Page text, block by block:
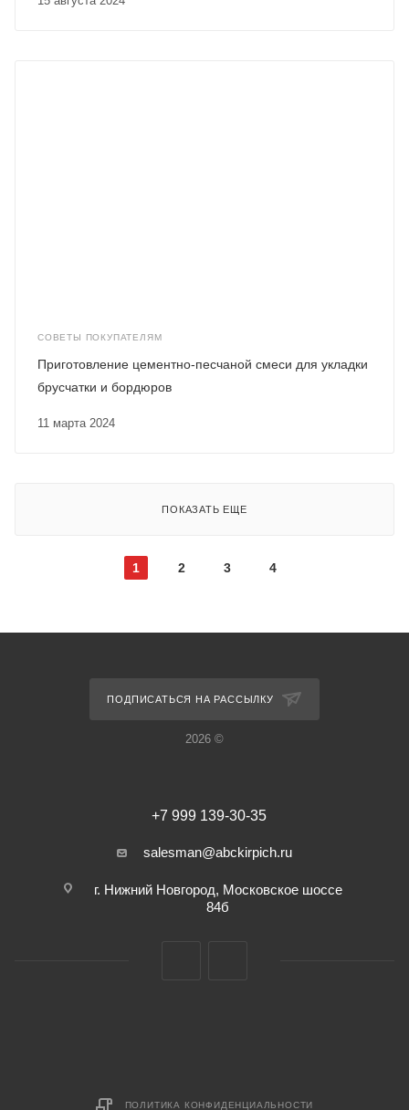
СОВЕТЫ ПОКУПАТЕЛЯМ
11 марта 2024
Приготовление цементно-песчаной смеси для укладки
брусчатки и бордюров
ПОКАЗАТЬ ЕЩЕ
1 2 3 4
ПОДПИСАТЬСЯ НА РАССЫЛКУ
2026 ©
+7 999 139-30-35
salesman@abckirpich.ru
г. Нижний Новгород, Московское шоссе
84б
ПОЛИТИКА КОНФИДЕНЦИАЛЬНОСТИ